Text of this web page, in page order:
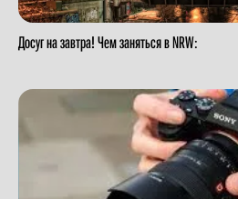
Досуг на завтра! Чем заняться в NRW: